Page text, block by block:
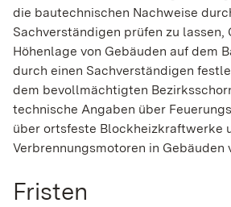
die bautechnischen Nachweise
Sachverständigen prüfen zu lassen,
Höhenlage von Gebäuden auf dem
durch einen Sachverständigen
dem bevollmächtigten
technische Angaben über
über ortsfeste Blockheizkraftwerke
Verbrennungsmotoren in Gebäuden
Fristen